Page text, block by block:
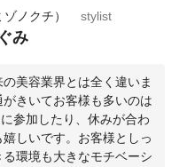
ノクチ） stylist
み
美容業界とは全く違いま
きいてお客様も多いのは
参加したり、休みが合わ
しいです。お客様としっ
環境も大きなモチベーシ